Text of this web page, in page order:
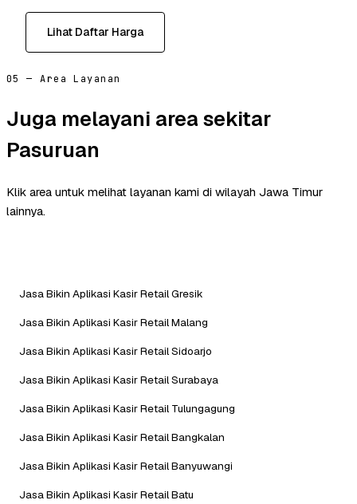
Lihat Daftar Harga
05 — Area Layanan
Juga melayani area sekitar
Pasuruan
Klik area untuk melihat layanan kami di wilayah Jawa Timur
lainnya.
Jasa Bikin Aplikasi Kasir Retail Gresik
Jasa Bikin Aplikasi Kasir Retail Malang
Jasa Bikin Aplikasi Kasir Retail Sidoarjo
Jasa Bikin Aplikasi Kasir Retail Surabaya
Jasa Bikin Aplikasi Kasir Retail Tulungagung
Jasa Bikin Aplikasi Kasir Retail Bangkalan
Jasa Bikin Aplikasi Kasir Retail Banyuwangi
Jasa Bikin Aplikasi Kasir Retail Batu